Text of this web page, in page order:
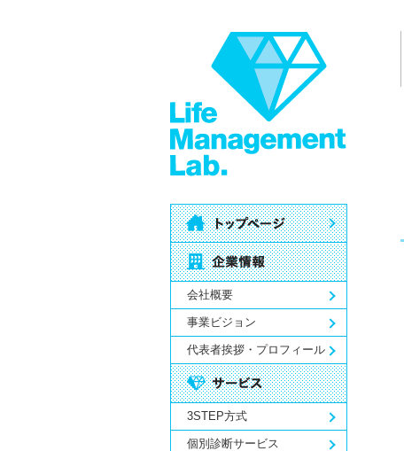
会社概要
事業ビジョン
代表者挨拶・プロフィール
3STEP方式
個別診断サービス